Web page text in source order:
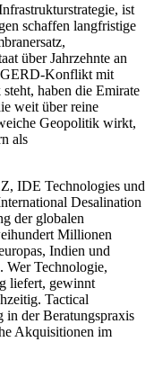
ist
schaffen langfristige
über Jahrzehnte an
GERD-Konflikt mit
haben die Emirate
weit über reine
Geopolitik wirkt,
als
IDE Technologies und
Desalination
der globalen
Millionen
Indien und
Wer Technologie,
liefert, gewinnt
Tactical
in der Beratungspraxis
Akquisitionen im